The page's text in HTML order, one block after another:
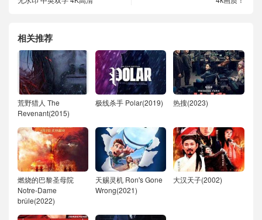
相关推荐
荒野猎人 The
Revenant(2015)
极线杀手 Polar(2019) 热搜(2023)
燃烧的巴黎圣母院
Notre-Dame
brûle(2022)
天赐灵机 Ron's Gone
Wrong(2021)
大汉天子(2002)